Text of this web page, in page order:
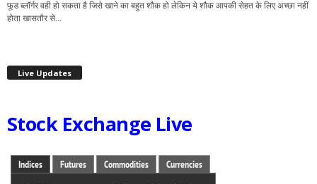
फूड ब्लॉर्गर वही हो सकता है जिसे खाने का बहुत शौक हो लेकिन ये शौक आपकी सेहत के लिए अच्छा नहीं
होता खासतौर से...
Live Updates
Stock Exchange Live